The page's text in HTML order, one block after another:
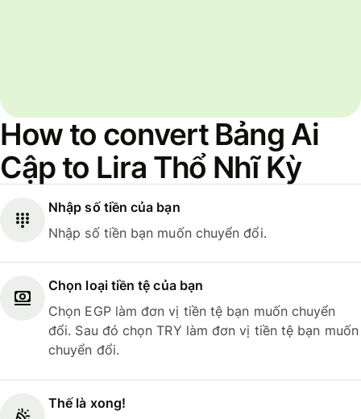
How to convert Bảng Ai
Cập to Lira Thổ Nhĩ Kỳ
Nhập số tiền của bạn
Nhập số tiền bạn muốn chuyển đổi.
Chọn loại tiền tệ của bạn
Chọn EGP làm đơn vị tiền tệ bạn muốn chuyển
đổi. Sau đó chọn TRY làm đơn vị tiền tệ bạn muốn
chuyển đổi.
Thế là xong!